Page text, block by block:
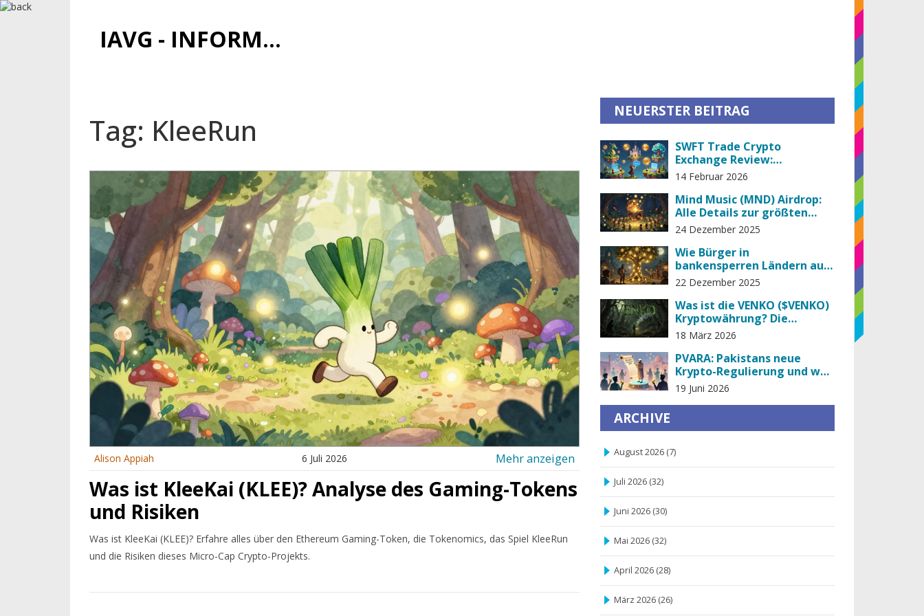
IAVG - INFORMATIONSARCHIV FÜR VIRTUELLE GELDER
Tag: KleeRun
Alison Appiah 6 Juli 2026 Mehr anzeigen
Was ist KleeKai (KLEE)? Analyse des Gaming-Tokens
und Risiken
Was ist KleeKai (KLEE)? Erfahre alles über den Ethereum Gaming-Token, die Tokenomics, das Spiel KleeRun
und die Risiken dieses Micro-Cap Crypto-Projekts.
NEUERSTER BEITRAG
SWFT Trade Crypto
Exchange Review:
Funktionen, Gebühren und
14 Februar 2026
Mind Music (MND) Airdrop:
Alle Details zur größten
Krypto-Musik-Verlosung
24 Dezember 2025
Wie Bürger in
bankensperren Ländern auf
Kryptobörsen zugreifen
22 Dezember 2025
Was ist die VENKO ($VENKO)
Kryptowährung? Die
Wahrheit hinter einem
18 März 2026
PVARA: Pakistans neue
Krypto-Regulierung und was
das für den Markt bedeutet
19 Juni 2026
ARCHIVE
August 2026 (7)
Juli 2026 (32)
Juni 2026 (30)
Mai 2026 (32)
April 2026 (28)
März 2026 (26)